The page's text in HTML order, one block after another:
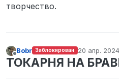
творчество.
Не в сети
Bobr Заблокирован 20 апр.
ТОКАРНЯ НА